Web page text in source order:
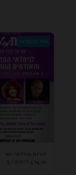
אזל מהמלאי
דורות מולדתי 10-
14.10 4 לילות / 5